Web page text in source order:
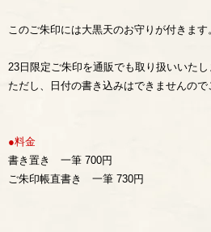
このご朱印には大黒天のお守りが付きます
23日限定ご朱印を通販でも取り扱いいたし
ただし、日付の書き込みはできませんので
●料金
書き置き 一筆 700円
ご朱印帳直書き 一筆 730円